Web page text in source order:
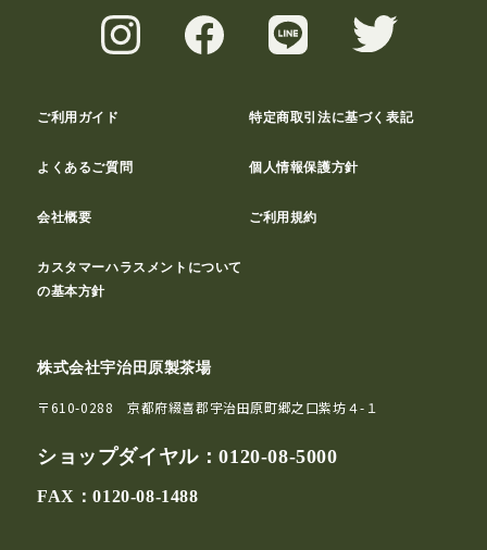
ご利用ガイド 特定商取引法に基づく表記
よくあるご質問 個人情報保護方針
会社概要 ご利用規約
カスタマーハラスメントについて
の基本方針
株式会社宇治田原製茶場
〒610-0288 京都府綴喜郡宇治田原町郷之口紫坊４-１
ショップダイヤル：0120-08-5000
FAX：0120-08-1488